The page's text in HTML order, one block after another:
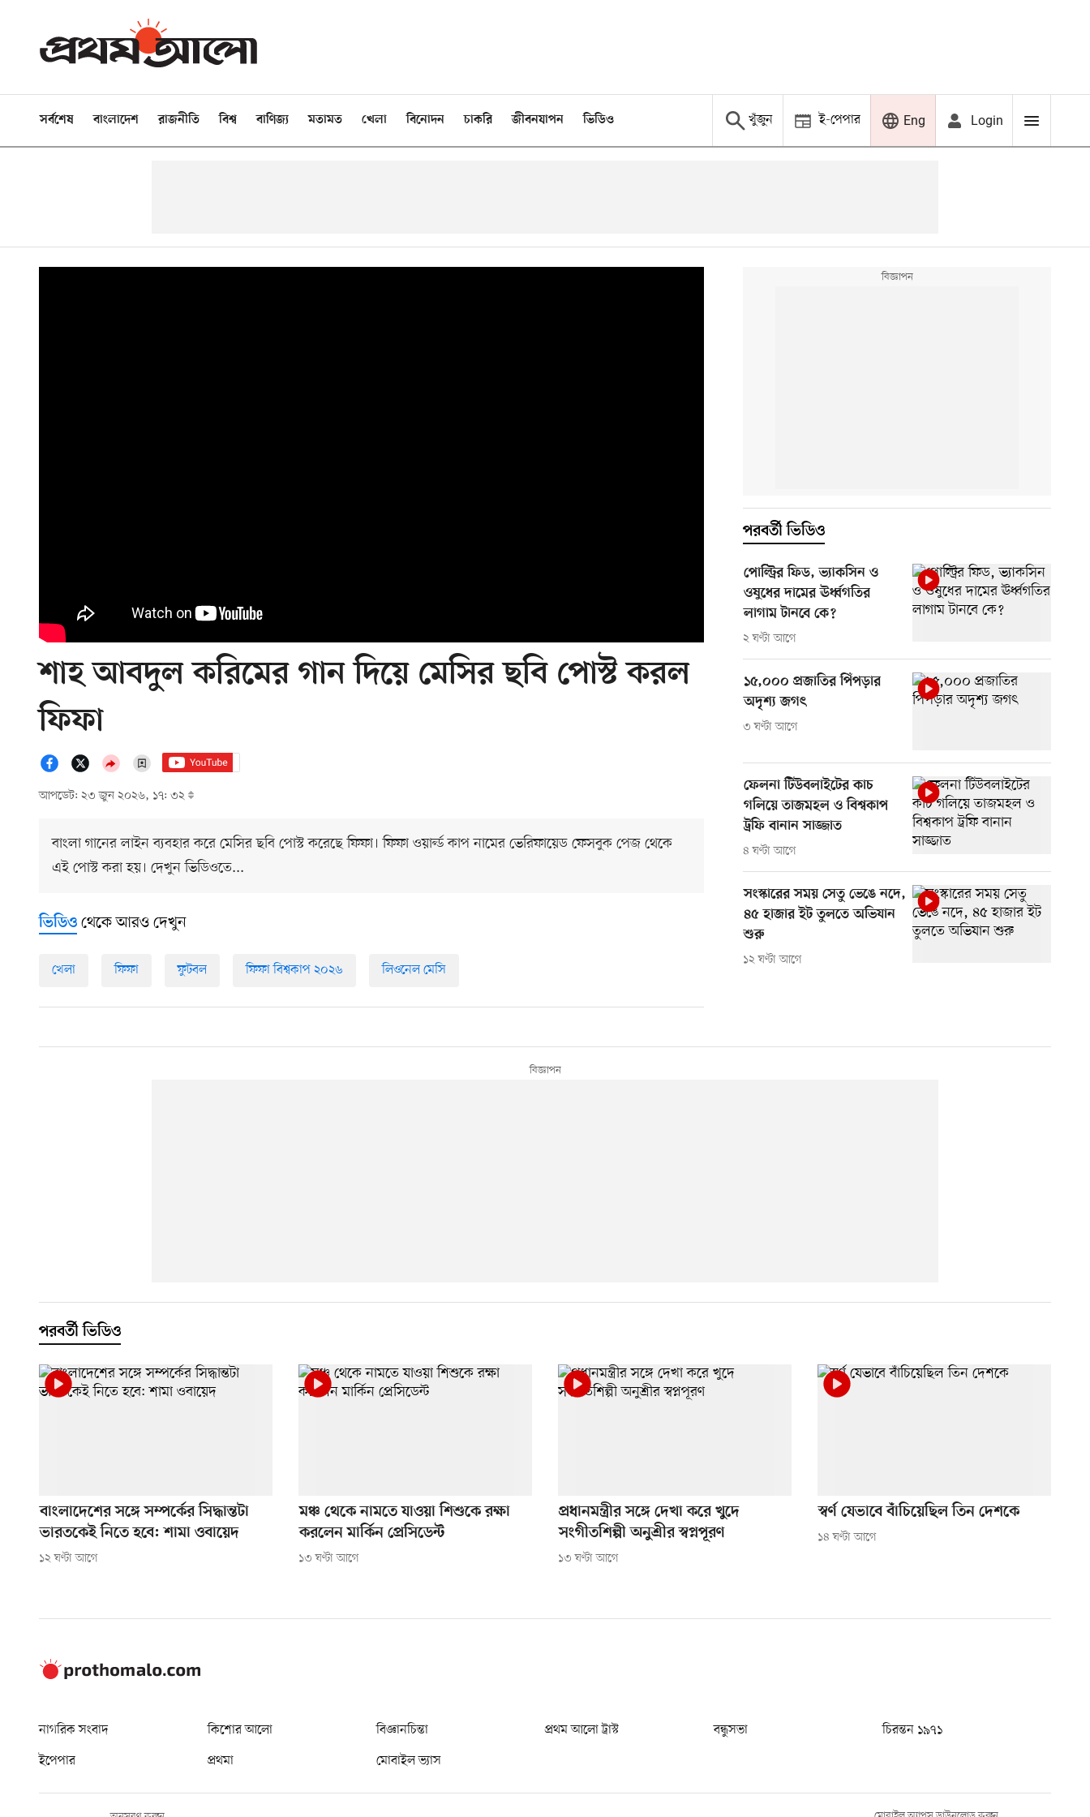
সর্বশেষ বাংলাদেশ রাজনীতি বিশ্ব বাণিজ্য মতামত খেলা বিনোদন চাকরি জীবনযাপন ভিডিও খুঁজুন ই-পেপার Eng Login
শাহ আবদুল করিমের গান দিয়ে মেসির ছবি পোস্ট করল
ফিফা
আপডেট: ২৩ জুন ২০২৬, ১৭: ৩২
বাংলা গানের লাইন ব্যবহার করে মেসির ছবি পোস্ট করেছে ফিফা। ফিফা ওয়ার্ল্ড কাপ নামের ভেরিফায়েড ফেসবুক পেজ থেকে
এই পোস্ট করা হয়। দেখুন ভিডিওতে...
পরবর্তী ভিডিও
পোল্ট্রির ফিড, ভ্যাকসিন ও
ওষুধের দামের ঊর্ধ্বগতির
লাগাম টানবে কে?
২ ঘণ্টা আগে
১৫,০০০ প্রজাতির পিঁপড়ার
অদৃশ্য জগৎ
৩ ঘণ্টা আগে
ফেলনা টিউবলাইটের কাচ
গলিয়ে তাজমহল ও বিশ্বকাপ
ট্রফি বানান সাজ্জাত
৪ ঘণ্টা আগে
সংস্কারের সময় সেতু ভেঙে নদে,
৪৫ হাজার ইট তুলতে অভিযান
শুরু
১২ ঘণ্টা আগে
ভিডিও থেকে আরও দেখুন
খেলা ফিফা ফুটবল ফিফা বিশ্বকাপ ২০২৬ লিওনেল মেসি
পরবর্তী ভিডিও
বাংলাদেশের সঙ্গে সম্পর্কের সিদ্ধান্তটা
ভারতকেই নিতে হবে: শামা ওবায়েদ
১২ ঘণ্টা আগে
মঞ্চ থেকে নামতে যাওয়া শিশুকে রক্ষা
করলেন মার্কিন প্রেসিডেন্ট
১৩ ঘণ্টা আগে
প্রধানমন্ত্রীর সঙ্গে দেখা করে খুদে
সংগীতশিল্পী অনুশ্রীর স্বপ্নপূরণ
১৩ ঘণ্টা আগে
স্বর্ণ যেভাবে বাঁচিয়েছিল তিন দেশকে
১৪ ঘণ্টা আগে
নাগরিক সংবাদ কিশোর আলো বিজ্ঞানচিন্তা প্রথম আলো ট্রাস্ট বন্ধুসভা
চিরন্তন ১৯৭১
ইপেপার
প্রথমা মোবাইল ভ্যাস